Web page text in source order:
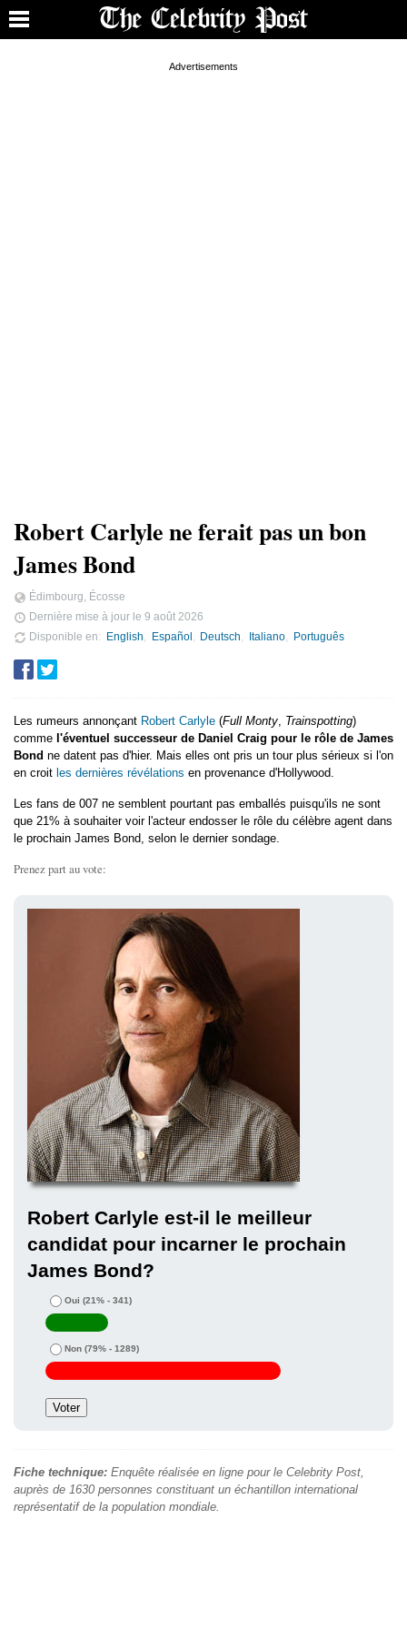
Robert Carlyle ne ferait pas un bon
James Bond
Édimbourg, Écosse
Dernière mise à jour le 9 août 2026
Disponible en
English Español Deutsch Italiano Português
Les rumeurs annonçant Robert Carlyle (Full Monty, Trainspotting)
comme l'éventuel successeur de Daniel Craig pour le rôle de James
Bond ne datent pas d'hier. Mais elles ont pris un tour plus sérieux si l'on
en croit les dernières révélations en provenance d'Hollywood.
Les fans de 007 ne semblent pourtant pas emballés puisqu'ils ne sont
que 21% à souhaiter voir l'acteur endosser le rôle du célèbre agent dans
le prochain James Bond, selon le dernier sondage.
Prenez part au vote:
Robert Carlyle est-il le meilleur
candidat pour incarner le prochain
James Bond?
Oui (21% - 341)
Non (79% - 1289)
Fiche technique: Enquête réalisée en ligne pour le Celebrity Post,
auprès de 1630 personnes constituant un échantillon international
représentatif de la population mondiale.